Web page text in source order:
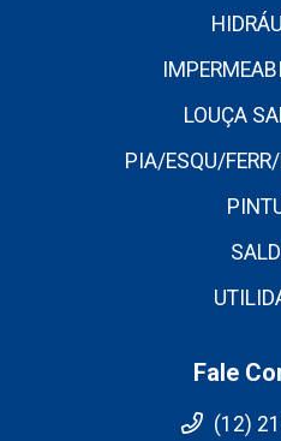
LOUÇA
PIA/ESQU/
Fale
(12)